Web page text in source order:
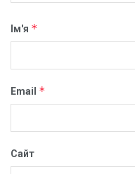
Ім'я *
Email *
Сайт